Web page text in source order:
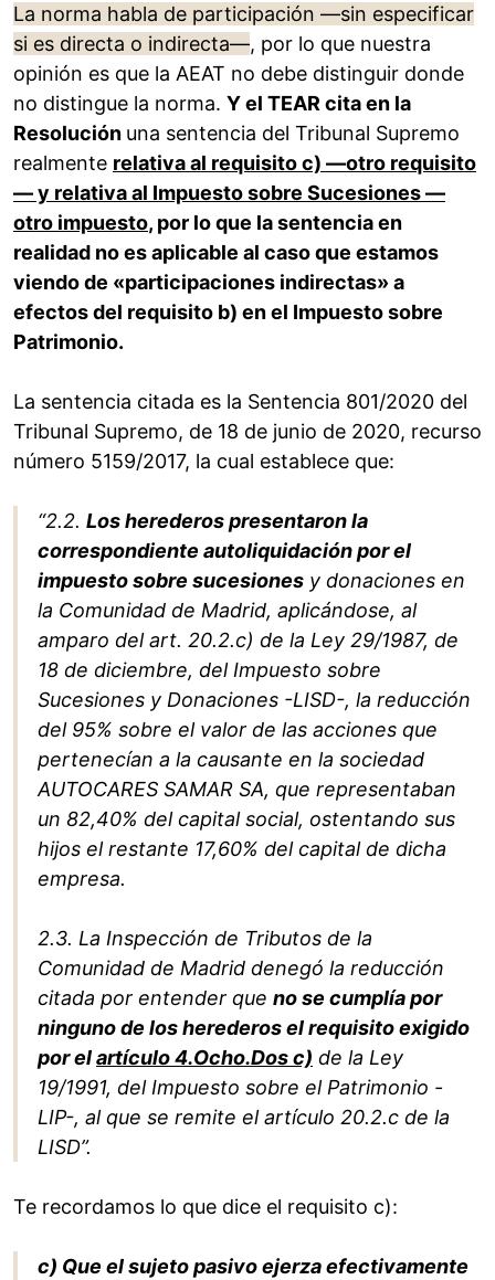
La norma habla de participación —sin especificar
si es directa o indirecta—, por lo que nuestra
opinión es que la AEAT no debe distinguir donde
no distingue la norma. Y el TEAR cita en la
Resolución una sentencia del Tribunal Supremo
realmente relativa al requisito c) —otro requisito
— y relativa al Impuesto sobre Sucesiones —
otro impuesto, por lo que la sentencia en
realidad no es aplicable al caso que estamos
viendo de «participaciones indirectas» a
efectos del requisito b) en el Impuesto sobre
Patrimonio.
La sentencia citada es la Sentencia 801/2020 del
Tribunal Supremo, de 18 de junio de 2020, recurso
número 5159/2017, la cual establece que:
“2.2. Los herederos presentaron la
correspondiente autoliquidación por el
impuesto sobre sucesiones y donaciones en
la Comunidad de Madrid, aplicándose, al
amparo del art. 20.2.c) de la Ley 29/1987, de
18 de diciembre, del Impuesto sobre
Sucesiones y Donaciones -LISD-, la reducción
del 95% sobre el valor de las acciones que
pertenecían a la causante en la sociedad
AUTOCARES SAMAR SA, que representaban
un 82,40% del capital social, ostentando sus
hijos el restante 17,60% del capital de dicha
empresa.
2.3. La Inspección de Tributos de la
Comunidad de Madrid denegó la reducción
citada por entender que no se cumplía por
ninguno de los herederos el requisito exigido
por elartículo 4.Ocho.Dos c) de la Ley
19/1991, del Impuesto sobre el Patrimonio -
LIP-, al que se remite el artículo 20.2.c de la
LISD”.
Te recordamos lo que dice el requisito c):
c) Que el sujeto pasivo ejerza efectivamente